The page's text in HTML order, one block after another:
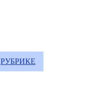
РУБРИКЕ